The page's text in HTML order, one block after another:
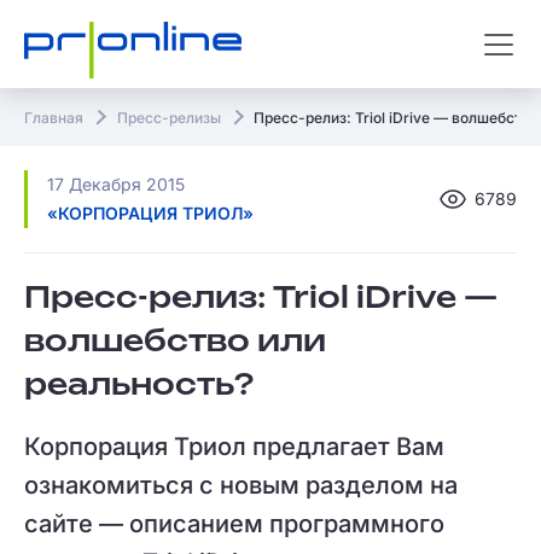
Главная Пресс-релизы Пресс-релиз: Triol iDrive — волшебство
17 Декабря 2015
«КОРПОРАЦИЯ ТРИОЛ»
6789
Пресс-релиз: Triol iDrive —
волшебство или
реальность?
Корпорация Триол предлагает Вам
ознакомиться с новым разделом на
сайте — описанием программного